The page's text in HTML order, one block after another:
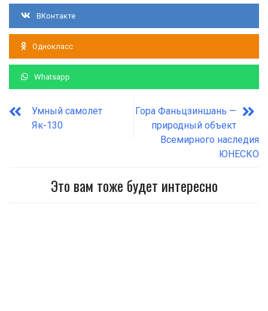
ВКонтакте
Однокласс
Whatsapp
Умный самолет
Як-130
Гора Фаньцзиншань —
природный объект
Всемирного наследия
ЮНЕСКО
Это вам тоже будет интересно